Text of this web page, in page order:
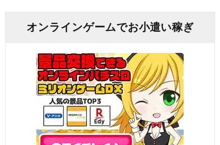
オンラインゲームでお小遣い稼ぎ